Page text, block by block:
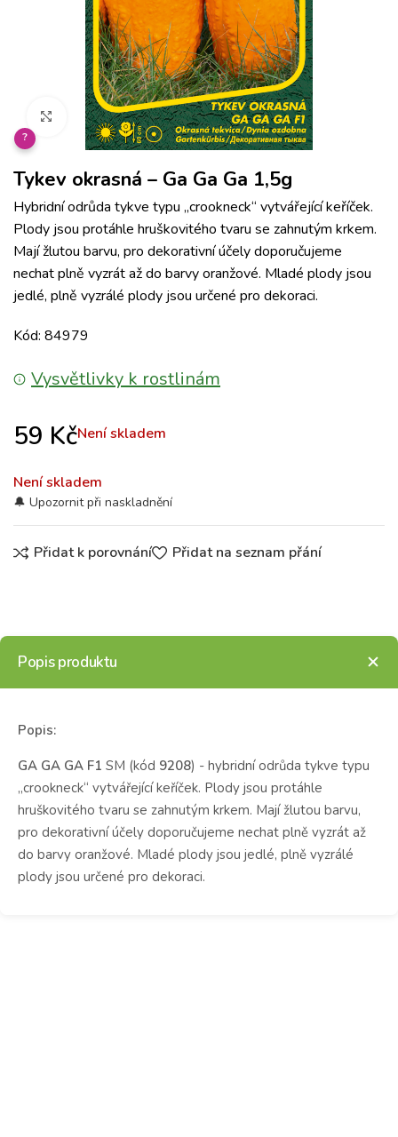
Klikněte pro zvětšení
?
Tykev okrasná – Ga Ga Ga 1,5g
Hybridní odrůda tykve typu „crookneck“ vytvářející keříček.
Plody jsou protáhle hruškovitého tvaru se zahnutým krkem.
Mají žlutou barvu, pro dekorativní účely doporučujeme
nechat plně vyzrát až do barvy oranžové. Mladé plody jsou
jedlé, plně vyzrálé plody jsou určené pro dekoraci.
Kód: 84979
Vysvětlivky k rostlinám
59 KčNení skladem
Není skladem
Přidat k porovnání Přidat na seznam přání
Popis produktu
Popis:
GA GA GA F1 SM (kód 9208) - hybridní odrůda tykve typu
„crookneck“ vytvářející keříček. Plody jsou protáhle
hruškovitého tvaru se zahnutým krkem. Mají žlutou barvu,
pro dekorativní účely doporučujeme nechat plně vyzrát až
do barvy oranžové. Mladé plody jsou jedlé, plně vyzrálé
plody jsou určené pro dekoraci.